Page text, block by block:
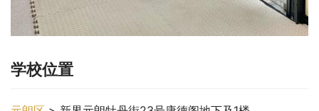
学校位置